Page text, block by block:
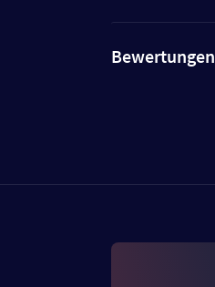
Bewertungen